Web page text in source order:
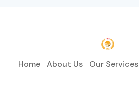
Home About Us Our Services